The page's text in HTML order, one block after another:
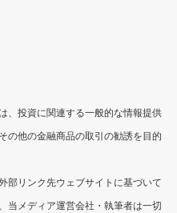
、投資に関連する一般的な情報提供
の他の金融商品の取引の勧誘を目的
部リンク先ウェブサイトに基づいて
当メディア運営会社・執筆者は一切